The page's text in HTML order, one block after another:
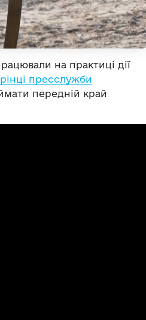
на практиці дії
пресслужби
передній край